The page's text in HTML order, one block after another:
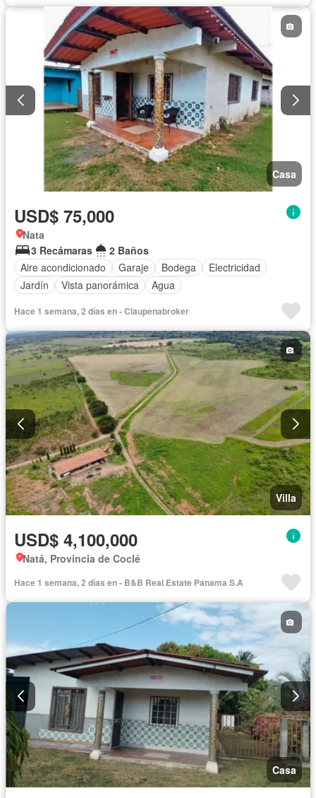
Casa
USD$ 75,000
Nata
3 Recámaras
2 Baños
Aire acondicionado
Garaje Bodega
Electricidad
Jardín
Vista panorámica Agua
Hace 1 semana, 2 días en - Claupenabroker
Villa
USD$ 4,100,000
Natá, Provincia de Coclé
Hace 1 semana, 2 días en - B&B Real Estate Panama S.A
Casa